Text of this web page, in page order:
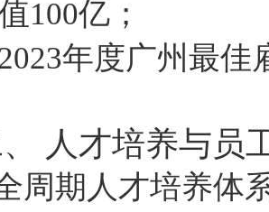
100亿；
年度广州最佳
人才培养与员
周期人才培养体